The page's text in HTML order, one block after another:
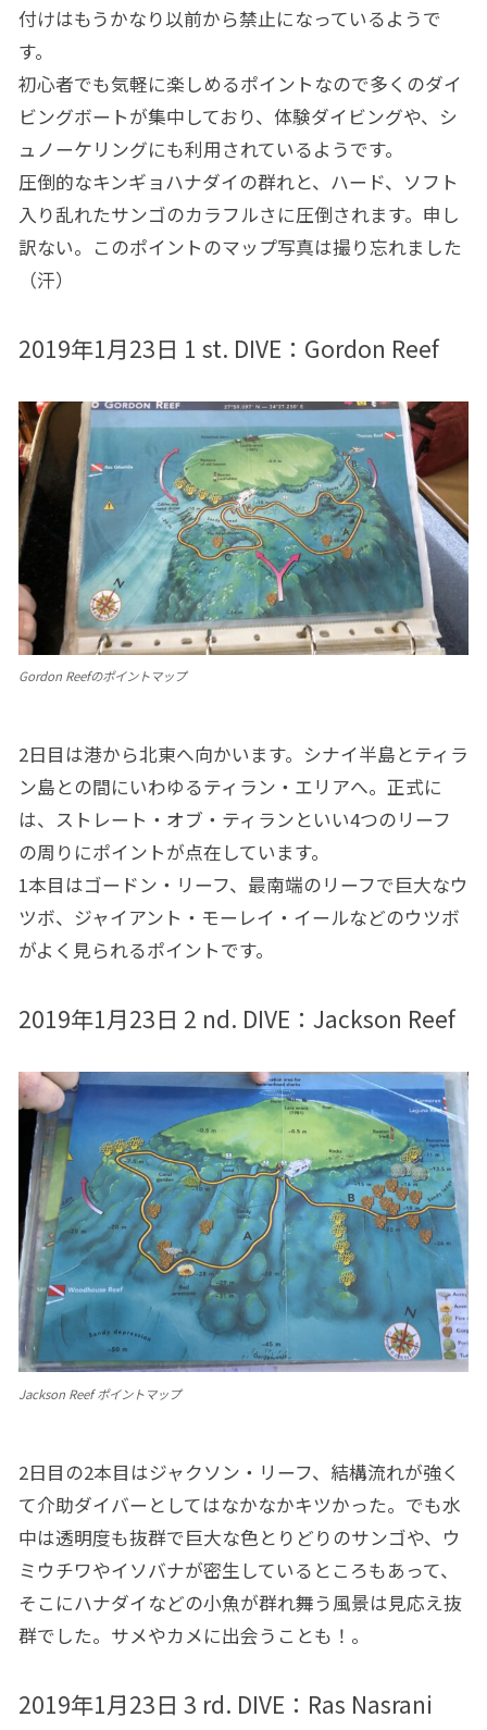
付けはもうかなり以前から禁止になっているようで
す。
初心者でも気軽に楽しめるポイントなので多くのダイ
ビングボートが集中しており、体験ダイビングや、シ
ュノーケリングにも利用されているようです。
圧倒的なキンギョハナダイの群れと、ハード、ソフト
入り乱れたサンゴのカラフルさに圧倒されます。申し
訳ない。このポイントのマップ写真は撮り忘れました
（汗）
2019年1月23日 1 st. DIVE： Gordon Reef
Gordon Reefのポイントマップ
2日目は港から北東へ向かいます。シナイ半島とティラ
ン島との間にいわゆるティラン・エリアへ。正式に
は、ストレート・オブ・ティランといい4つのリーフ
の周りにポイントが点在しています。
1本目はゴードン・リーフ、最南端のリーフで巨大なウ
ツボ、ジャイアント・モーレイ・イールなどのウツボ
がよく見られるポイントです。
2019年1月23日 2 nd. DIVE： Jackson Reef
Jackson Reef ポイントマップ
2日目の2本目はジャクソン・リーフ、結構流れが強く
て介助ダイバーとしてはなかなかキツかった。でも水
中は透明度も抜群で巨大な色とりどりのサンゴや、ウ
ミウチワやイソバナが密生しているところもあって、
そこにハナダイなどの小魚が群れ舞う風景は見応え抜
群でした。サメやカメに出会うことも！。
2019年1月23日 3 rd. DIVE： Ras Nasrani